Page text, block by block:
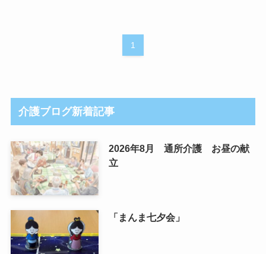
1
介護ブログ新着記事
2026年8月 通所介護 お昼の献
立
「まんま七夕会」